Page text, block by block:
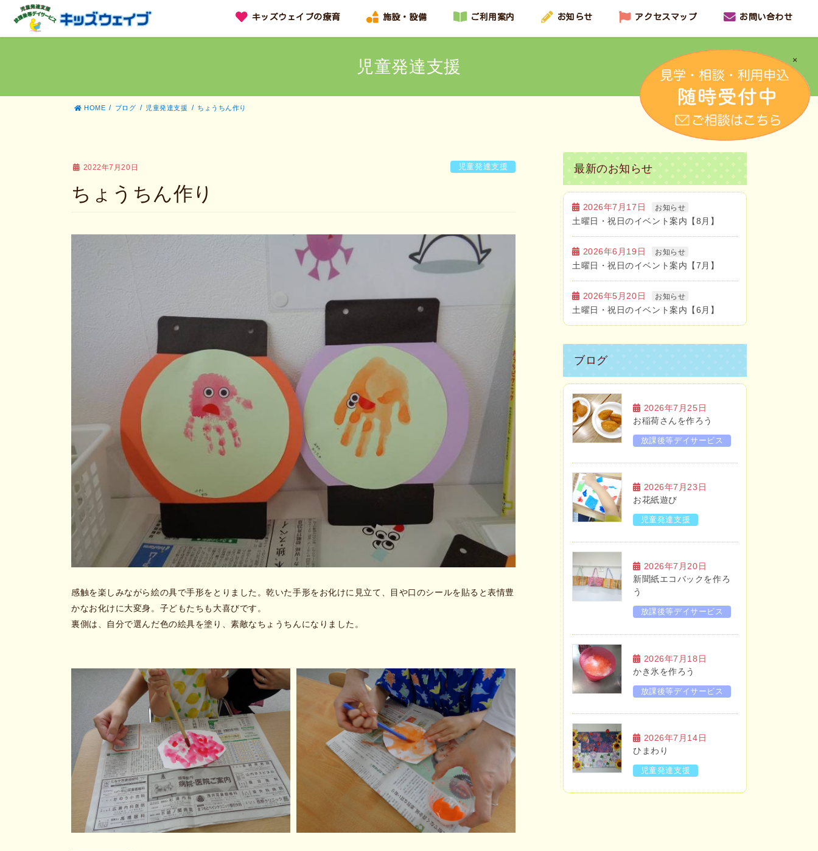
キ
に
キッズウェイブの療育 施設・設備 ご利用案内 お知らせ アクセスマップ お問い合わせ
児童発達支援
HOME ブログ 児童発達支援 ちょうちん作り
2022年7月20日 児童発達支援
ちょうちん作り
感触を楽しみながら絵の具で手形をとりました。乾いた手形をお化けに見立て、目や口のシールを貼ると表情豊
かなお化けに大変身。子どもたちも大喜びです。
裏側は、自分で選んだ色の絵具を塗り、素敵なちょうちんになりました。
最新のお知らせ
2026年7月17日 お知らせ
土曜日・祝日のイベント案内【8月】
2026年6月19日 お知らせ
土曜日・祝日のイベント案内【7月】
2026年5月20日 お知らせ
土曜日・祝日のイベント案内【6月】
ブログ
2026年7月25日
お稲荷さんを作ろう
放課後等デイサービス
2026年7月23日
お花紙遊び
児童発達支援
2026年7月20日
新聞紙エコバックを作ろ
う
放課後等デイサービス
2026年7月18日
かき氷を作ろう
放課後等デイサービス
2026年7月14日
ひまわり
児童発達支援
×